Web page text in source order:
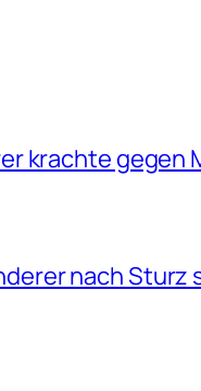
krachte gegen
nach